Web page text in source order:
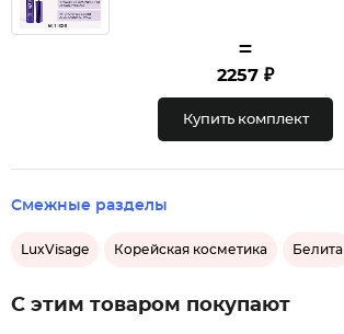
=
2257 ₽
Купить комплект
Смежные разделы
LuxVisage Корейская косметика Белита
С этим товаром покупают